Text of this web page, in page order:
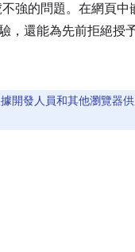
強的問題。在網頁中
，還能為先前拒絕授
開發人員和其他瀏覽器